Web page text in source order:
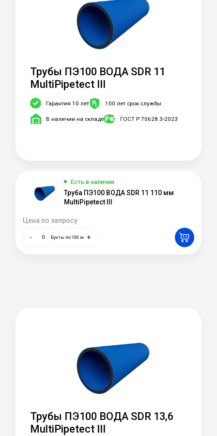
Трубы ПЭ100 ВОДА SDR 11
MultiPipetect III
Гарантия 10 лет 100 лет срок службы
В наличии на складе ГОСТ Р 70628.3-2023
Есть в наличии
Труба ПЭ100 ВОДА SDR 11 110 мм
MultiPipetect III
Цена по запросу
- Бухты по 100 м +
Трубы ПЭ100 ВОДА SDR 13,6
MultiPipetect III